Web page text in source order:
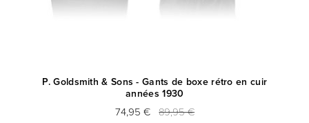
P. Goldsmith & Sons - Gants de boxe rétro en cuir
années 1930
74,95 € 89,95 €